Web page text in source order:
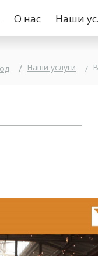
О нас Наши
Наши услуги